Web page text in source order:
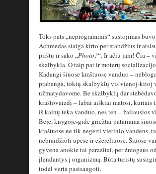
Toks pats „neprograminis“ sustojimas
Achmedas staiga kirto per stabdžius ir
pirštu ir sako „Photo?“. Ir ačiū jam! Čia –
skalbykla. O taip pat ir moterų
Kadangi šiuose kraštuose vanduo –
prabanga, tokių skalbyklų vis vienoj-kitoj
užmatydavome. Be skalbyklų dar
kraštovaizdį – labai aiškiai matosi, kuriais
iš kalnų teka vanduo, nes ten – žaliausios
Beje, knygoje-gide griežtai patariama
kraštuose ne tik negerti vietinio vandens,
nebraidžioti upėse ir ežerėliuose. Šiuose
gyvena anokie tai parazitai, per žmogaus
įlendantys į organizmą. Būta turistų
todėl verta pasisaugoti.